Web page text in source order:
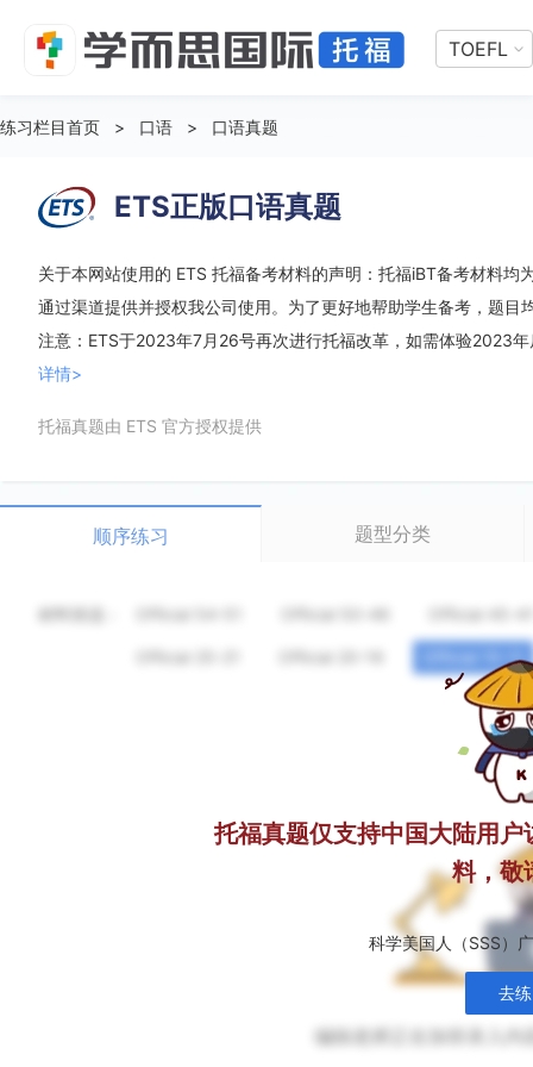
TOEFL
练习栏目首页 > 口语 > 口语真题
ETS正版口语真题
关于本网站使用的 ETS 托福备考材料的声明：托福iBT备考材料
通过渠道提供并授权我公司使用。为了更好地帮助学生备考，题目
注意：ETS于2023年7月26号再次进行托福改革，如需体验2023
详情>
托福真题由 ETS 官方授权提供
顺序练习 题型分类
Official 15-11
编辑老师正在加班录入
托福真题仅支持中国大陆用
料，敬
科学美国人（SSS）
去